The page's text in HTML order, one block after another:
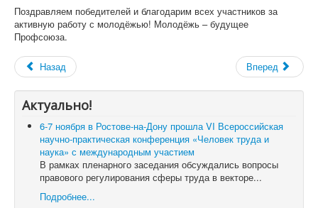
Поздравляем победителей и благодарим всех участников за
активную работу с молодёжью! Молодёжь – будущее
Профсоюза.
Назад Вперед
Актуально!
6-7 ноября в Ростове-на-Дону прошла VI Всероссийская
научно-практическая конференция «Человек труда и
наука» с международным участием
В рамках пленарного заседания обсуждались вопросы
правового регулирования сферы труда в векторе...
Подробнее...